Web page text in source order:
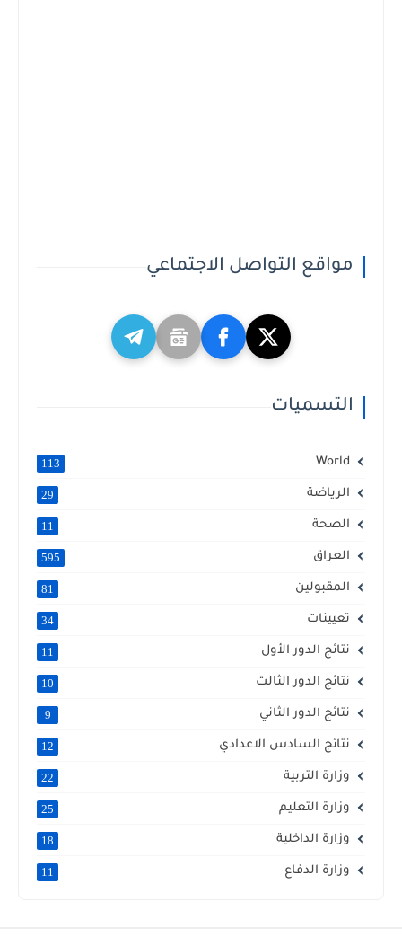
مواقع التواصل الاجتماعي
التسميات
World
113
الرياضة 29
الصحة 11
العراق 595
المقبولين 81
تعيينات 34
نتائج الدور الأول 11
نتائج الدور الثالث 10
نتائج الدور الثاني 9
نتائج السادس الاعدادي 12
وزارة التربية 22
وزارة التعليم 25
وزارة الداخلية 18
وزارة الدفاع 11